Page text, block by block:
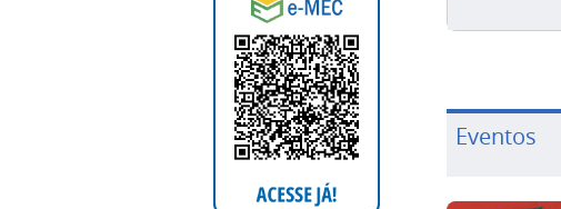
Eventos